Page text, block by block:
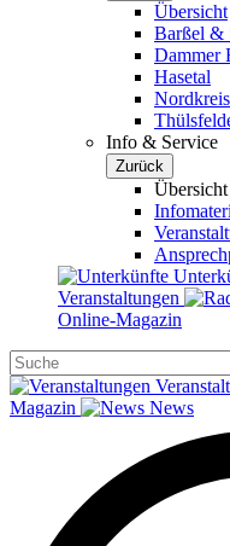
Übersicht
Barßel &
Dammer
Hasetal
Info & Service
Zurück
Übersicht
Veranstaltungen
Online-Magazin
Magazin
News